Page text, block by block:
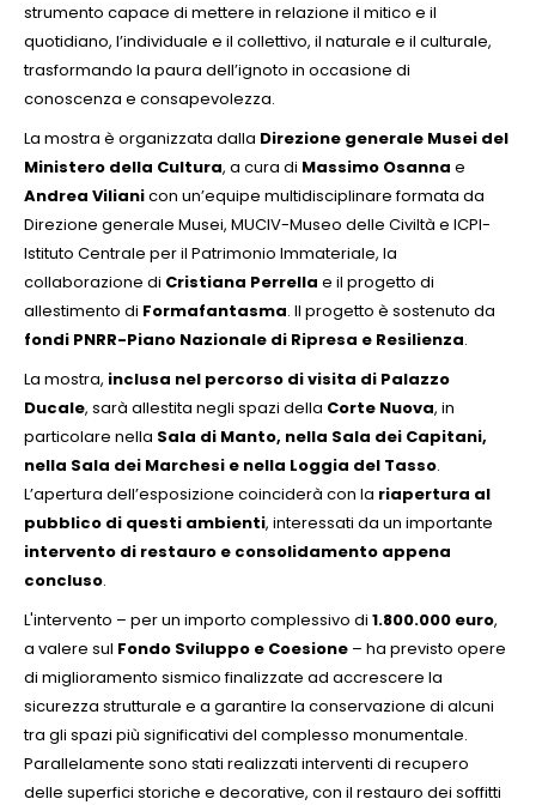
strumento capace di mettere in relazione il mitico e il
quotidiano, l’individuale e il collettivo, il naturale e il culturale,
trasformando la paura dell’ignoto in occasione di
conoscenza e consapevolezza.
La mostra è organizzata dalla Direzione generale Musei del
Ministero della Cultura, a cura di Massimo Osanna e
Andrea Vilianicon un’equipe multidisciplinare formata da
Direzione generale Musei, MUCIV-Museo delle Civiltà e ICPI-
Istituto Centrale per il Patrimonio Immateriale, la
collaborazione di Cristiana Perrella e il progetto di
allestimento di Formafantasma. Il progetto è sostenuto da
fondi PNRR-Piano Nazionale di Ripresa e Resilienza.
La mostra, inclusa nel percorso di visita di Palazzo
Ducale, sarà allestita negli spazi della Corte Nuova, in
particolare nella Sala di Manto, nella Sala dei Capitani,
nella Sala dei Marchesi e nella Loggia del Tasso.
L’apertura dell’esposizione coinciderà con la riapertura al
pubblico di questi ambienti, interessati da un importante
intervento di restauro e consolidamento appena
concluso.
L'intervento – per un importo complessivo di 1.800.000 euro,
a valere sul Fondo Sviluppo e Coesione – ha previsto opere
di miglioramento sismico finalizzate ad accrescere la
sicurezza strutturale e a garantire la conservazione di alcuni
tra gli spazi più significativi del complesso monumentale.
Parallelamente sono stati realizzati interventi di recupero
delle superfici storiche e decorative, con il restauro dei soffitti